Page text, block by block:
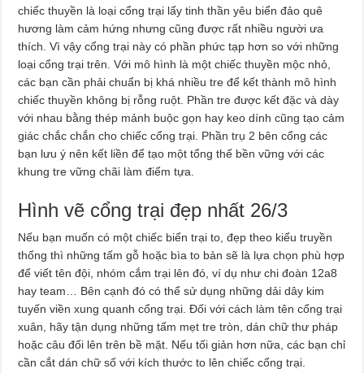
chiếc thuyền là loại cổng trại lấy tinh thần yêu biển đảo quê
hương làm cảm hứng nhưng cũng được rất nhiều người ưa
thích. Vì vậy cổng trại này có phần phức tạp hơn so với những
loại cổng trại trên. Với mô hình là một chiếc thuyền mộc nhỏ,
các bạn cần phải chuẩn bị khá nhiều tre để kết thành mô hình
chiếc thuyền không bị rỗng ruột. Phần tre được kết đặc và dày
với nhau bằng thép mảnh buộc gọn hay keo dính cũng tạo cảm
giác chắc chắn cho chiếc cổng trại. Phần trụ 2 bên cổng các
bạn lưu ý nên kết liền để tạo một tổng thế bền vững với các
khung tre vững chãi làm điểm tựa.
Hình vẽ cổng trại đẹp nhất 26/3
Nếu bạn muốn có một chiếc biển trại to, đẹp theo kiểu truyền
thống thì những tấm gỗ hoặc bìa to bản sẽ là lựa chọn phù hợp
để viết tên đội, nhóm cắm trại lên đó, ví dụ như chi đoàn 12a8
hay team… Bên cạnh đó có thể sử dụng những dải dây kim
tuyến viền xung quanh cổng trại. Đối với cách làm tên cổng trại
xuân, hãy tận dụng những tấm mẹt tre tròn, dán chữ thư pháp
hoặc câu đối lên trên bề mặt. Nếu tối giản hơn nữa, các bạn chỉ
cần cắt dán chữ số với kích thước to lên chiếc cổng trại.